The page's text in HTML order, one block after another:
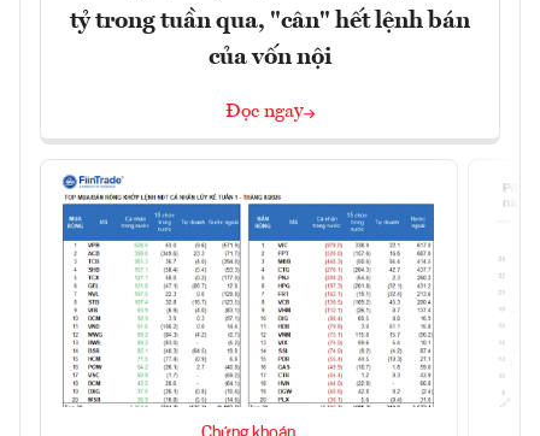
tỷ trong tuần qua, "cân" hết lệnh bán
của vốn nội
Đọc ngay